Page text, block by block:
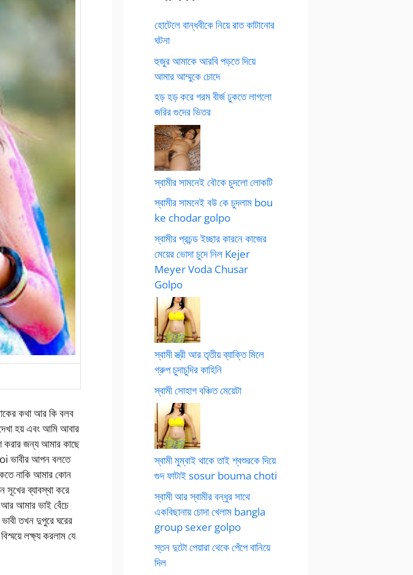
কথা আর কি বলব
হয় এবং আমি আবার
করার জন্য আমার কাছে
ভাবীর আপন বলতে
নাকি আমার কোন
সূখের ব্যাবস্থা করে
আমার ভাই বেঁচে
তখন দুপুরে ঘরের
লক্ষ্য করলাম যে
হোটেলে বান্ধবীকে নিয়ে রাত কাটানোর
ঘটনা
হুজুর আমাকে আরবি পড়তে দিয়ে
আমার আম্মুকে চোদে
হড় হড় করে গরম বীর্জ ঢুকতে লাগলো
জরির গুদের ভিতর
স্বামীর সামনেই বৌকে চুদলো লোকটি
স্বামীর সামনেই বউ কে চুদলাম bou
ke chodar golpo
স্বামীর প্রচন্ড ইচ্ছার কারনে কাজের
মেয়ের ভোদা চুদে নিল Kejer
Meyer Voda Chusar
Golpo
স্বামী স্ত্রী আর তৃতীয় ব্যাক্তি মিলে
গ্রুপ চুদাচুদির কাহিনি
স্বামী সোহাগ বঞ্চিত মেয়েটা
স্বামী মুম্বাই থাকে তাই শ্বশুরকে দিয়ে
গুদ ফাটাই sosur bouma choti
স্বামী আর স্বামীর বন্ধুর সাথে
একবিছানায় চোদা খেলাম bangla
group sexer golpo
স্তন দুটো পেয়ারা থেকে পেঁপে বানিয়ে
দিল